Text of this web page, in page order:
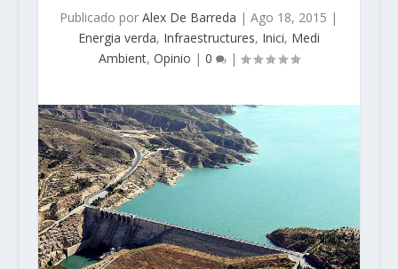
Publicado porAlex De Barreda |Ago 18, 2015 |
Energia verda, Infraestructures, Inici, Medi
Ambient, Opinio | 0 |